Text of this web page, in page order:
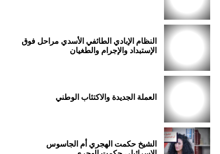
النظام الإبادي الطائفي الأسدي مراحل فوق
الإستبداد والإجرام والطغيان
العملة الجديدة والاكتئاب الوطني
الشيخ حكمت الهجري أم الجاسوس